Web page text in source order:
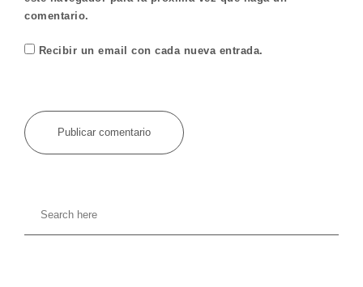
comentario.
Recibir un email con cada nueva entrada.